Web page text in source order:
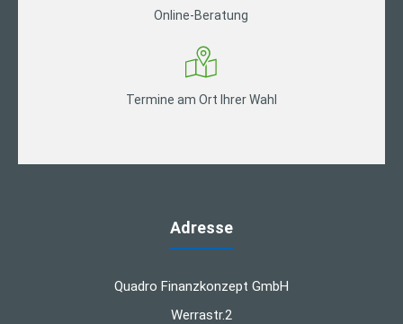
Online-Beratung
Termine am Ort Ihrer Wahl
Adresse
Quadro Finanzkonzept GmbH
Werrastr.2